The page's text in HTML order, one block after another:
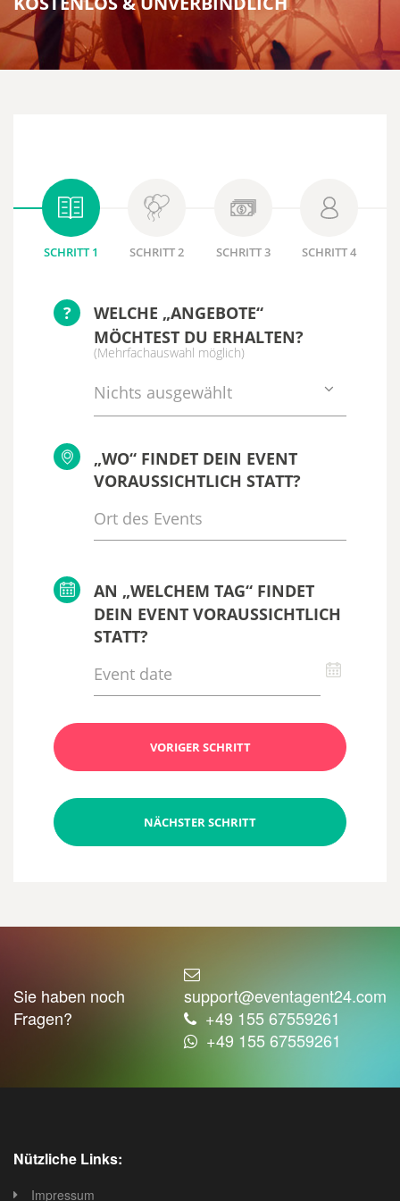
SCHRITT 1 SCHRITT 2 SCHRITT 3 SCHRITT 4
?
WELCHE „ANGEBOTE“
MÖCHTEST DU ERHALTEN?
(Mehrfachauswahl möglich)
Nichts ausgewählt
„WO“ FINDET DEIN EVENT
VORAUSSICHTLICH STATT?
AN „WELCHEM TAG“ FINDET
DEIN EVENT VORAUSSICHTLICH
STATT?
VORIGER SCHRITT
NÄCHSTER SCHRITT
Sie haben noch
Fragen?
support@eventagent24.com
+49 155 67559261
+49 155 67559261
Nützliche Links:
Impressum